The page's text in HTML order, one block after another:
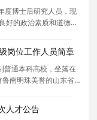
度博士后研究人员，现
好的政治素质和道德修
届博士提供导师签名
岗位工作人员简章
普通本科高校，坐落在
南明珠美誉的山东省
十分便利。学校占地
人才公告